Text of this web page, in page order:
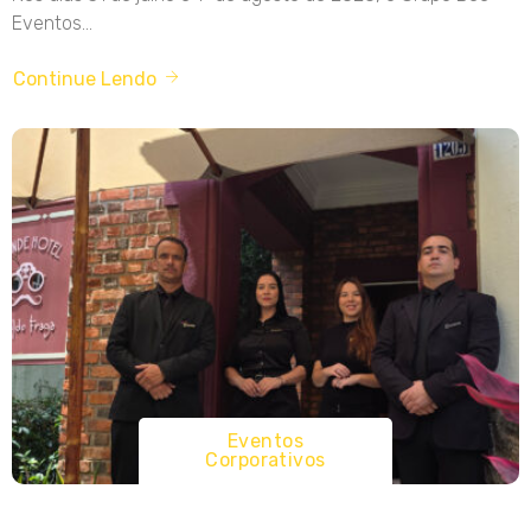
Eventos...
Continue Lendo
Eventos
Corporativos